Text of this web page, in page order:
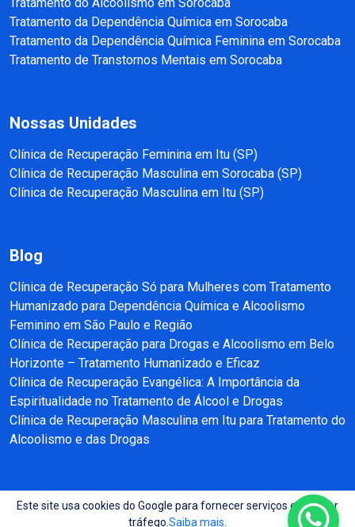
Tratamento do Alcoolismo em Sorocaba
Tratamento da Dependência Química em Sorocaba
Tratamento da Dependência Química Feminina em Sorocaba
Tratamento de Transtornos Mentais em Sorocaba
Nossas Unidades
Clínica de Recuperação Feminina em Itu (SP)
Clínica de Recuperação Masculina em Sorocaba (SP)
Clínica de Recuperação Masculina em Itu (SP)
Blog
Clínica de Recuperação Só para Mulheres com Tratamento
Humanizado para Dependência Química e Alcoolismo
Feminino em São Paulo e Região
Clínica de Recuperação para Drogas e Alcoolismo em Belo
Horizonte – Tratamento Humanizado e Eficaz
Clínica de Recuperação Evangélica: A Importância da
Espiritualidade no Tratamento de Álcool e Drogas
Clínica de Recuperação Masculina em Itu para Tratamento do
Alcoolismo e das Drogas
Copyright © 2025 - 2026 Recuperação e Reabilitação SP Todos direitos
Este site usa cookies do Google para fornecer serviços e analisar
tráfego. Saiba mais.